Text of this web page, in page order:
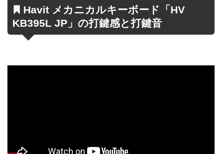
Havit メカニカルキーボード「HV
KB395L JP」の打鍵感と打鍵音